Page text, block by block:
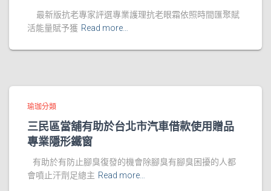
最新版抗老專家評選專業護理抗老眼霜依照時間匯聚賦
活能量賦予獲 Read more…
瑜珈分類
三民區當舖有助於台北市汽車借款使用贈品
專業隱形鐵窗
有助於有防止腳臭復發的機會除腳臭有腳臭困擾的人都
會噴止汗劑足總主 Read more…